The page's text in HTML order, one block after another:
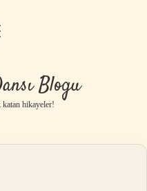
Blogu
katan hikayeler!